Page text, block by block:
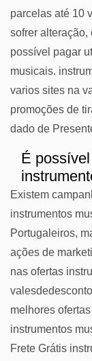
parcelas até 10
sofrer alteração,
possível pagar
musicais.
varios sites na
promoções de
dado de
É
Existem
instrumentos
Portugaleiros,
ações de
nas ofertas
melhores
instrumentos
Frete Grátis